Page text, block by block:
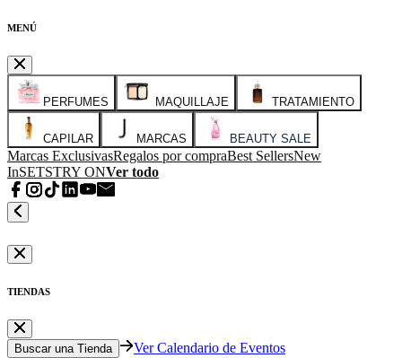
MENÚ
PERFUMES MAQUILLAJE TRATAMIENTO
CAPILAR MARCAS BEAUTY SALE
Marcas ExclusivasRegalos por compraBest SellersNew
InSETSTRY ONVer todo
TIENDAS
Buscar una Tienda Ver Calendario de Eventos